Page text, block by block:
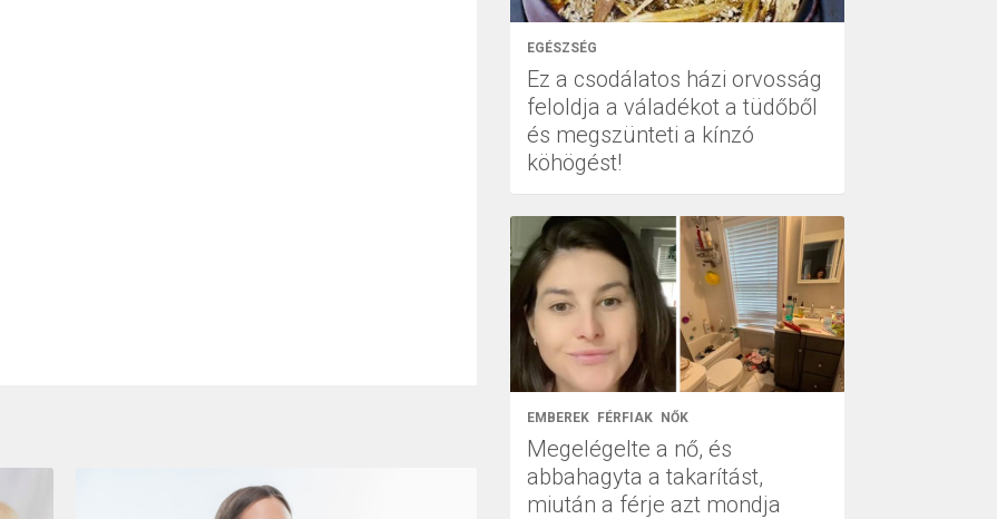
EGÉSZSÉG
Ez a csodálatos házi orvosság
feloldja a váladékot a tüdőből
és megszünteti a kínzó
köhögést!
EMBEREK FÉRFIAK NŐK
Megelégelte a nő, és
abbahagyta a takarítást,
miután a férje azt mondja